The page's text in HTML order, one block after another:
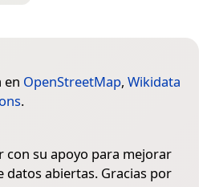
en OpenStreetMap, Wikidata
.
con su apoyo para mejorar
datos abiertas. Gracias por